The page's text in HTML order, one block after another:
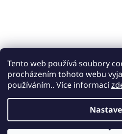
Tento web používá soubory
procházením tohoto webu
používáním.. Více informací